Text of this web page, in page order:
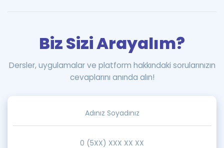
Biz Sizi Arayalım?
Dersler, uygulamalar ve platform hakkındaki sorularınızın
cevaplarını anında alın!